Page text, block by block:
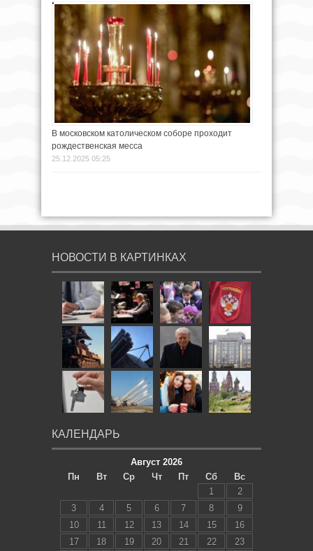
В московском католическом соборе проходит
рождественская месса
25.12.2025 05:25
НОВОСТИ В КАРТИНКАХ
КАЛЕНДАРЬ
Август 2026
Пн
Вт Ср Чт Пт Сб
Вс
1
2
3
4 5 6 7 8
9
10
11 12 13 14 15
16
17
18 19 20 21 22
23